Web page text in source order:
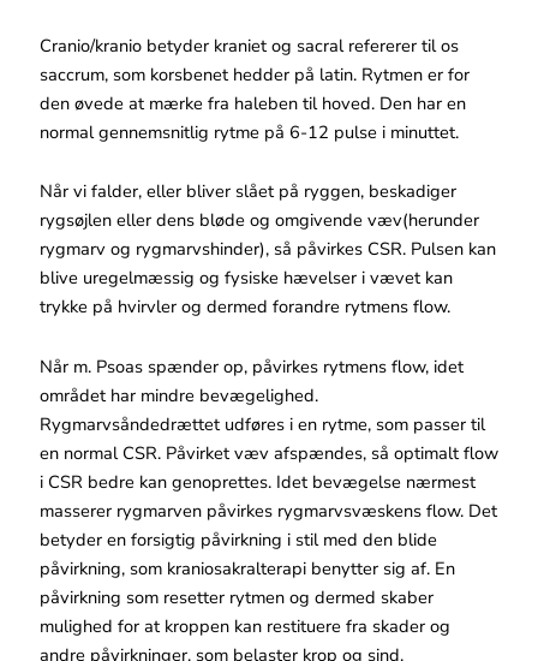
Cranio/kranio betyder kraniet og sacral refererer til os
saccrum, som korsbenet hedder på latin. Rytmen er for
den øvede at mærke fra haleben til hoved. Den har en
normal gennemsnitlig rytme på 6-12 pulse i minuttet.
Når vi falder, eller bliver slået på ryggen, beskadiger
rygsøjlen eller dens bløde og omgivende væv(herunder
rygmarv og rygmarvshinder), så påvirkes CSR. Pulsen kan
blive uregelmæssig og fysiske hævelser i vævet kan
trykke på hvirvler og dermed forandre rytmens flow.
Når m. Psoas spænder op, påvirkes rytmens flow, idet
området har mindre bevægelighed.
Rygmarvsåndedrættet udføres i en rytme, som passer til
en normal CSR. Påvirket væv afspændes, så optimalt flow
i CSR bedre kan genoprettes. Idet bevægelse nærmest
masserer rygmarven påvirkes rygmarvsvæskens flow. Det
betyder en forsigtig påvirkning i stil med den blide
påvirkning, som kraniosakralterapi benytter sig af. En
påvirkning som resetter rytmen og dermed skaber
mulighed for at kroppen kan restituere fra skader og
andre påvirkninger, som belaster krop og sind.